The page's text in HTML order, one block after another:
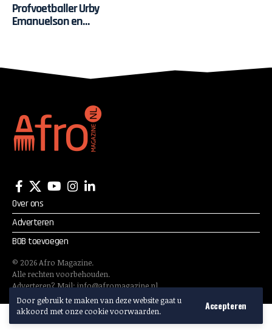
Door gebruik te maken van deze website gaat u
akkoord met onze cookie voorwaarden.
Accepteren
Profvoetballer Urby
Emanuelson en
Over ons
Adverteren
BOB toevoegen
© 2026Afro Magazine.
Alle rechten voorbehouden.
Adverteren? Mail:info@afromagazine.nl